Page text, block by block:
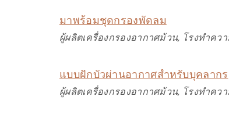
มาพร้อมชุดกรองพัดลม
ผู้ผลิตเครื่องกรองอากาศม้วน, โรงทำค
แบบฝักบัวผ่านอากาศสำหรับบุคลากร
ผู้ผลิตเครื่องกรองอากาศม้วน, โรงทำค